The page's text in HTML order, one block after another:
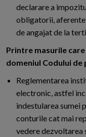
declarare a
obligatorii,
de angajat de la
Printre masurile
domeniul Codului de
Reglementarea
electronic, astfel
indestularea sumei
conturile cat mai
vedere